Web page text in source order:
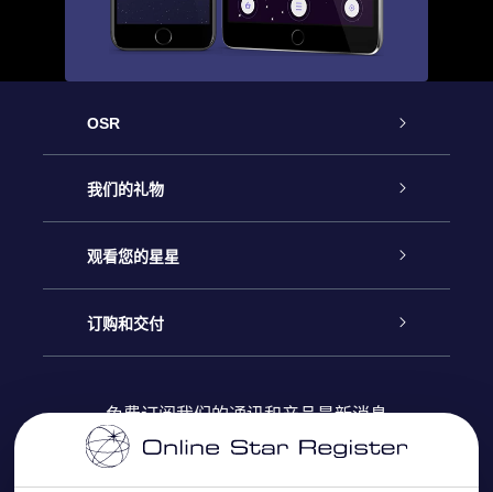
OSR
客户服务
联系我们
博客
评论
我们的礼物
Online Star礼物
OSR 礼物包
OSR 礼物卡
观看您的星星
Online Star Register
个性化的Star Page
订购和交付
付款信息
免费订阅我们的通讯和产品最新消息